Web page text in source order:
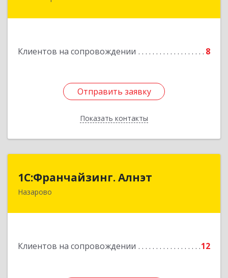
Клиентов на сопровождении 8
Отправить заявку
Показать контакты
Отправить заявку
Назад
1С:Франчайзинг. Алнэт
Назарово
Клиентов на сопровождении 12
1С:Франчайзинг. Алнэт
662200, Красноярский край, Назарово г,